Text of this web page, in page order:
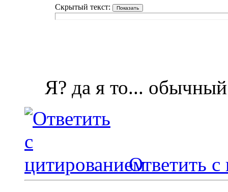
Скрытый текст:
Я? да я то...
Ответить с